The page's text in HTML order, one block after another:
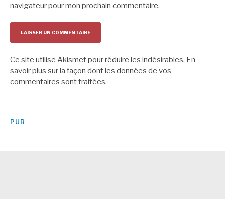
navigateur pour mon prochain commentaire.
Ce site utilise Akismet pour réduire les indésirables. En
savoir plus sur la façon dont les données de vos
commentaires sont traitées.
PUB